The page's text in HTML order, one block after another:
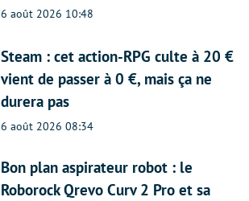
6 août 2026 10:48
Steam : cet action-RPG culte à 20 €
vient de passer à 0 €, mais ça ne
durera pas
6 août 2026 08:34
Bon plan aspirateur robot : le
Roborock Qrevo Curv 2 Pro et sa